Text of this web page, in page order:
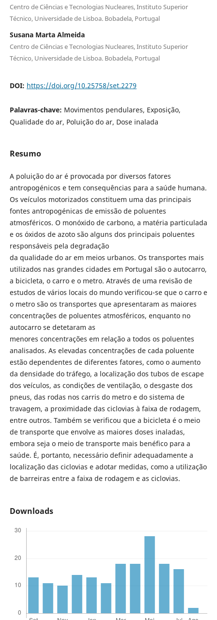
Centro de Ciências e Tecnologias Nucleares, Instituto Superior
Técnico, Universidade de Lisboa. Bobadela, Portugal
Susana Marta Almeida
Centro de Ciências e Tecnologias Nucleares, Instituto Superior
Técnico, Universidade de Lisboa. Bobadela, Portugal
DOI: https://doi.org/10.25758/set.2279
Palavras-chave: Movimentos pendulares, Exposição,
Qualidade do ar, Poluição do ar, Dose inalada
Resumo
A poluição do ar é provocada por diversos fatores
antropogénicos e tem consequências para a saúde humana.
Os veículos motorizados constituem uma das principais
fontes antropogénicas de emissão de poluentes
atmosféricos. O monóxido de carbono, a matéria particulada
e os óxidos de azoto são alguns dos principais poluentes
responsáveis pela degradação
da qualidade do ar em meios urbanos. Os transportes mais
utilizados nas grandes cidades em Portugal são o autocarro,
a bicicleta, o carro e o metro. Através de uma revisão de
estudos de vários locais do mundo verificou-se que o carro e
o metro são os transportes que apresentaram as maiores
concentrações de poluentes atmosféricos, enquanto no
autocarro se detetaram as
menores concentrações em relação a todos os poluentes
analisados. As elevadas concentrações de cada poluente
estão dependentes de diferentes fatores, como o aumento
da densidade do tráfego, a localização dos tubos de escape
dos veículos, as condições de ventilação, o desgaste dos
pneus, das rodas nos carris do metro e do sistema de
travagem, a proximidade das ciclovias à faixa de rodagem,
entre outros. Também se verificou que a bicicleta é o meio
de transporte que envolve as maiores doses inaladas,
embora seja o meio de transporte mais benéfico para a
saúde. É, portanto, necessário definir adequadamente a
localização das ciclovias e adotar medidas, como a utilização
de barreiras entre a faixa de rodagem e as ciclovias.
Downloads